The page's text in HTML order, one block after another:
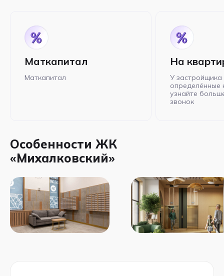
Маткапитал
Маткапитал
На
У застройщика
узнайте
звонок
Особенности ЖК
«Михалковский»